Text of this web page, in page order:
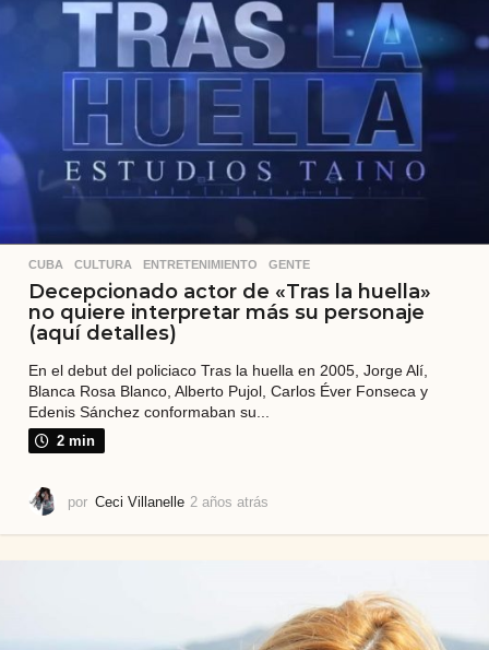
t
r
á
s
CUBA ,CULTURA ,ENTRETENIMIENTO ,GENTE
Decepcionado actor de «Tras la huella»
no quiere interpretar más su personaje
(aquí detalles)
En el debut del policiaco Tras la huella en 2005, Jorge Alí,
Blanca Rosa Blanco, Alberto Pujol, Carlos Éver Fonseca y
Edenis Sánchez conformaban su...
2 min
por Ceci Villanelle 2 años atrás
t